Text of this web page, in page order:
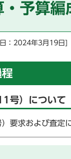
予算編
日：2024年3月19日]
号）について
要求および査定